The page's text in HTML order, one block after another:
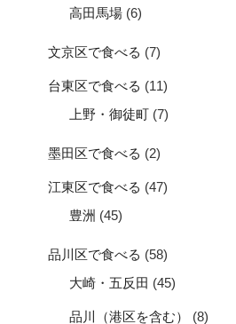
高田馬場 (6)
文京区で食べる (7)
台東区で食べる (11)
上野・御徒町 (7)
墨田区で食べる (2)
江東区で食べる (47)
豊洲 (45)
品川区で食べる (58)
大崎・五反田 (45)
品川（港区を含む） (8)